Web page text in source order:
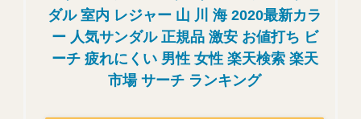
ダル 室内 レジャー 山 川 海 2020最新カラ
ー 人気サンダル 正規品 激安 お値打ち ビ
ーチ 疲れにくい 男性 女性 楽天検索 楽天
市場 サーチ ランキング